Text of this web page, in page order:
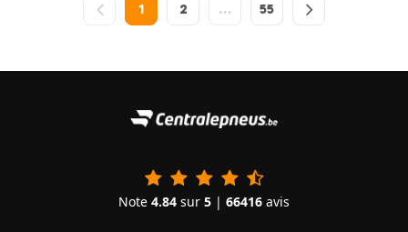
1 2 … 55
Note 4.84 sur 5 | 66416 avis